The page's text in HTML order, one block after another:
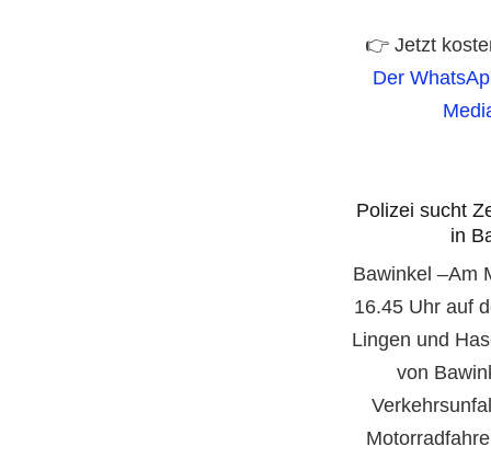
👉 Jetzt
Der
Polizei sucht
in
Bawinkel –Am
16.45 Uhr auf
Lingen und
von